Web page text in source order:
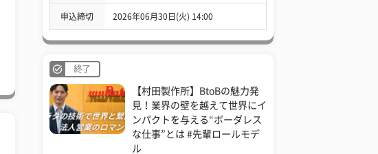
申込締切 2026年06月30日(火) 14:00
終了
【村田製作所】BtoBの魅力発
見！業界の壁を越えて世界にイ
ンパクトを与える“ボーダレス
な仕事”とは #先輩ロールモデ
ル